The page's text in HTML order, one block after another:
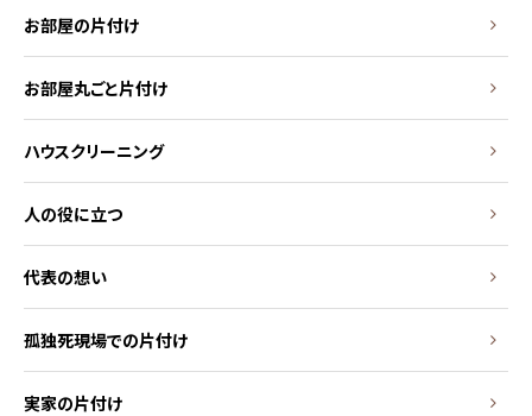
お部屋の片付け
お部屋丸ごと片付け
ハウスクリーニング
人の役に立つ
代表の想い
孤独死現場での片付け
実家の片付け